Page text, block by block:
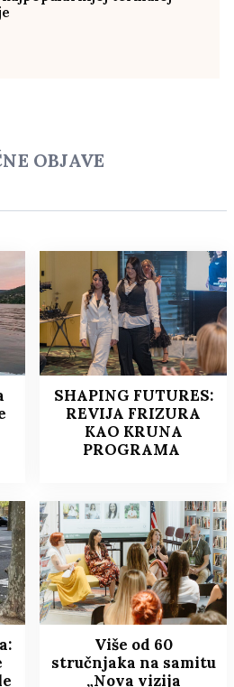
OBJAVE
SHAPING FUTURES:
REVIJA FRIZURA
KAO KRUNA
PROGRAMA
Više od 60
stručnjaka na samitu
„Nova vizija